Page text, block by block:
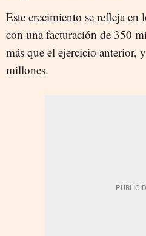
Este crecimiento se refleja en
con una facturación de 350
más que el ejercicio anterior,
millones.